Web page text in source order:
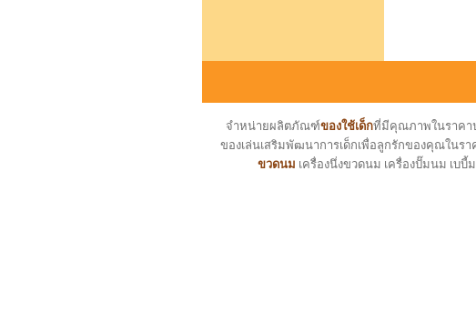
จำหน่ายผลิตภัณฑ์ของใช้เด็กที่มีคุณภาพในราคา
ของเล่นเสริมพัฒนาการเด็กเพื่อลูกรักของคุณในร
ขวดนม เครื่องนึ่งขวดนม เครื่องปั๊มนม เบ